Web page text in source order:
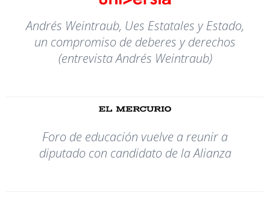
Andrés Weintraub, Ues Estatales y Estado,
un compromiso de deberes y derechos
(entrevista Andrés Weintraub)
Foro de educación vuelve a reunir a
diputado con candidato de la Alianza